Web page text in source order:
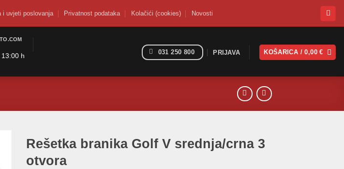
i uvjeti poslovanja Privatnost podataka Kolačići (cookies) Novosti
h
031 250 800 PRIJAVA KOŠARICA /0,00€
Rešetka branika Golf V srednja/crna 3
otvora